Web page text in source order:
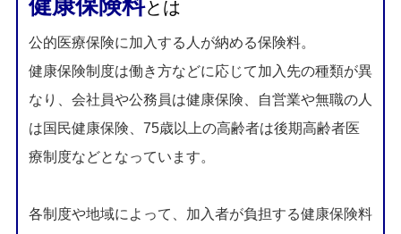
健康保険料とは
公的医療保険に加入する人が納める保険料。
健康保険制度は働き方などに応じて加入先の種類が異
なり、会社員や公務員は健康保険、自営業や無職の人
は国民健康保険、75歳以上の高齢者は後期高齢者医
療制度などとなっています。
各制度や地域によって、加入者が負担する健康保険料